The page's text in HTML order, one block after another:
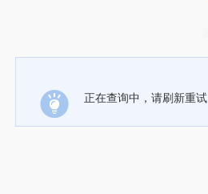
正在查询中，请刷新重试